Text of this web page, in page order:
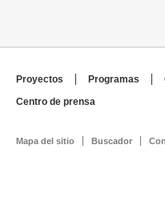
Proyectos Programas
Centro de prensa
Mapa del sitio Buscador